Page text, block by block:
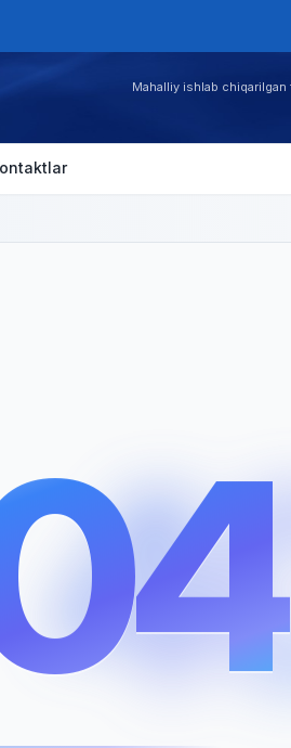
Mahalliy ishlab